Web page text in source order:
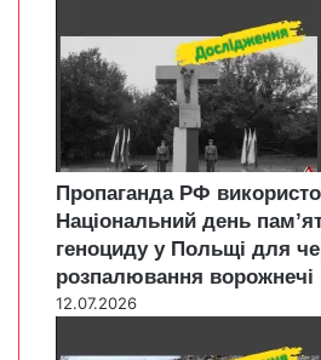
Пропаганда РФ
Національний день
геноциду у Польщі для
розпалювання ворожнечі
12.07.2026